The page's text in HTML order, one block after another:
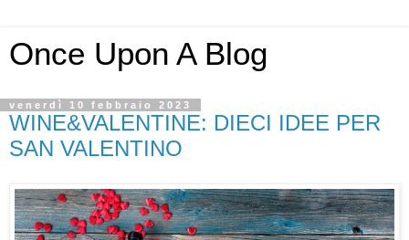
Once Upon A Blog
venerdì 10 febbraio 2023
WINE&VALENTINE: DIECI IDEE PER
SAN VALENTINO